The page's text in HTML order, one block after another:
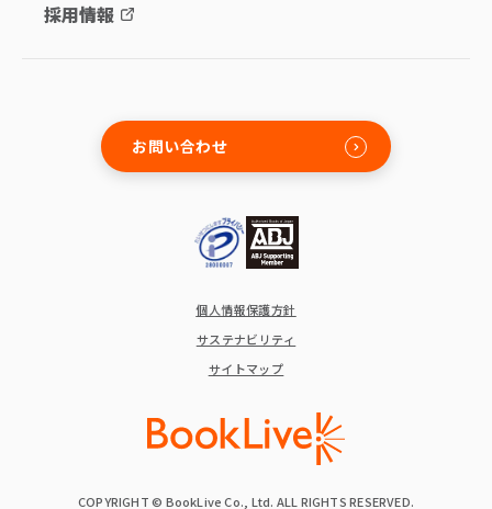
採用情報
お問い合わせ
COPYRIGHT © BookLive Co., Ltd. ALL RIGHTS RESERVED.
個人情報保護方針
サステナビリティ
サイトマップ